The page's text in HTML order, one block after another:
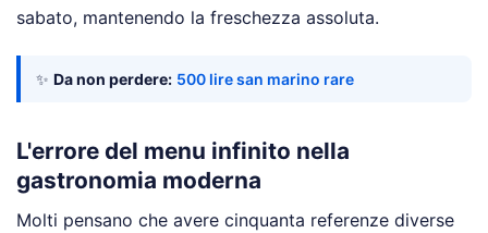
sabato, mantenendo la freschezza assoluta.
✨ Da non perdere: 500 lire san marino rare
L'errore del menu infinito nella
gastronomia moderna
Molti pensano che avere cinquanta referenze diverse